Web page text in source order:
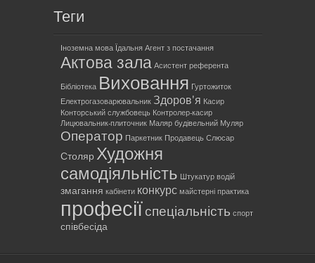
Теги
Іноземна мова Їдальня Агент з постачання
Актова зала Асистент референта
Бібліотека Виховання Гуртожиток
Електрогазоварювальник Здоров'я Касир
Конторський службовець Контролер-касир
Лицювальник-плиточник Маляр будівельний Муляр
Оператор Паркетник Продавець Слюсар
Столяр Художня
самодіяльність Штукатур водій
змагання кабінети конкурс майстерні практика
професіїспеціальність спорт
співбесіда